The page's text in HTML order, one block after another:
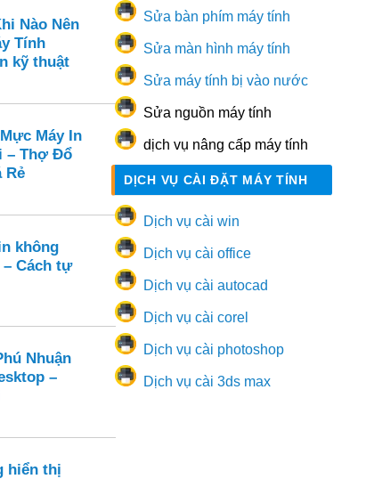
Nào Nên
Tính
kỹ thuật
Máy In
– Thợ Đổ
Rẻ
không
– Cách tự
Nhuận
–
hiển thị
Sửa bàn phím máy tính
Sửa màn hình máy tính
Sửa máy tính bị vào nước
Sửa nguồn máy tính
dịch vụ nâng cấp máy tính
DỊCH VỤ CÀI ĐẶT MÁY TÍNH
Dịch vụ cài win
Dịch vụ cài office
Dịch vụ cài autocad
Dịch vụ cài corel
Dịch vụ cài photoshop
Dịch vụ cài 3ds max